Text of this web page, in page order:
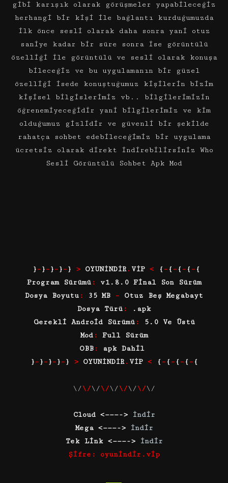
gibi karışık olarak görüşmeler yapabileceğiz
herhangi bir kişi ile bağlantı kurduğumuzda
ilk önce sesli olarak daha sonra yani otuz
saniye kadar bir süre sonra ise görüntülü
özelliği ile görüntülü ve sesli olarak konuşa
bileceğiz ve bu uygulamanın bir güzel
özelliği isede konuştuğumuz kişilerin bizim
kişisel bilgislerimiz vb.. bilgilerimizin
öğrenemiyeceğidir yani bilgilerimiz ve kim
olduğumuz gizlidir ve güvenli bir şekilde
rahatça sohbet edebileceğimiz bir uygulama
ücretsiz olarak direkt indirebilirsiniz Who
Sesli Görüntülü Sohbet Apk Mod
}–}–}–}–} > OYUNİNDİR. VİP < {– {– {– {– {
Program Sürümü: v1.8.0 Final Son Sürüm
Dosya Boyutu : 35 MB – Otuz Beş Megabayt
Dosya Türü:
.apk
Gerekli Android Sürümü:
5.0 Ve Üstü
Mod: Full Sürüm
OBB:
apk Dahil
}–}–}–}–} >OYUNİNDİR. VİP < {– {– {– {– {
\/\/\/\/\/\/\/\/\/
Cloud <———->
İndir
Mega <———->
İndir
Tek Link <———->
İndir
Şifre: oyunindir.vip